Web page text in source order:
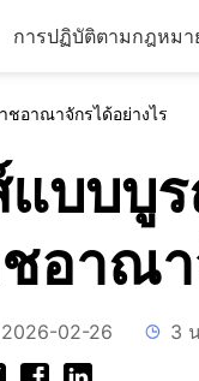
การปฏิบัติตามกฎหมา
อาณาจักรได้อย่างไร
บบบู
าณา
2026-02-26 3